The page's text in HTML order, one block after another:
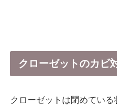
クローゼットのカビ
クローゼットは閉めてい